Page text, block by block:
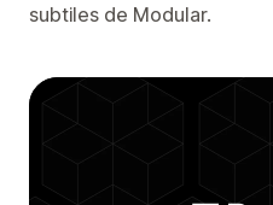
subtiles de Modular.